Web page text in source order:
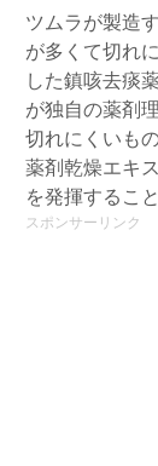
ツムラが製造
が多くて切れ
した鎮咳去痰
が独自の薬剤
切れにくいも
薬剤乾燥エキ
を発揮するこ
スポンサーリンク